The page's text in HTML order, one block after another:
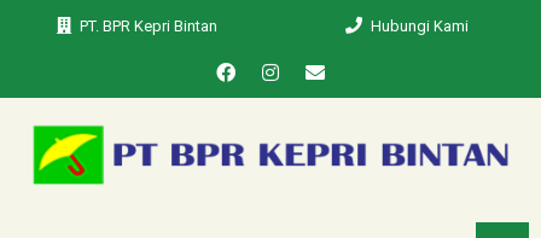
PT. BPR Kepri Bintan Hubungi Kami